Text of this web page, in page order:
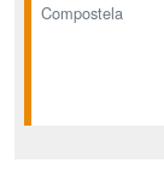
Compostela